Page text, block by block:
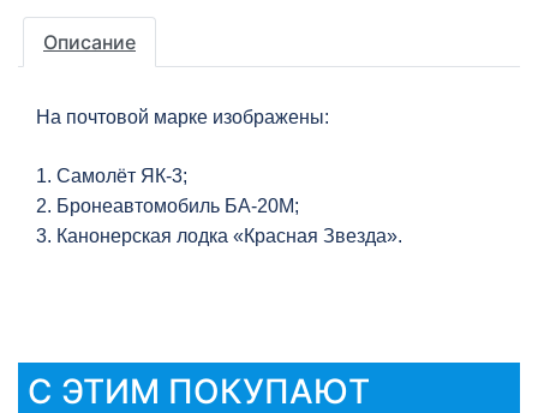
Описание
На почтовой марке изображены:
1. Самолёт ЯК-3;
2. Бронеавтомобиль БА-20М;
3. Канонерская лодка «Красная Звезда».
С ЭТИМ ПОКУПАЮТ